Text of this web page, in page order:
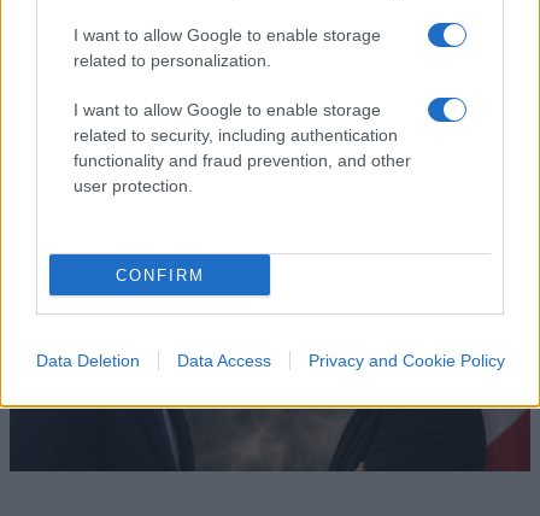
I want to allow Google to enable storage
related to personalization.
I want to allow Google to enable storage
related to security, including authentication
functionality and fraud prevention, and other
user protection.
CONFIRM
Data Deletion Data Access Privacy and Cookie Policy
Dopo lo scontro su Schengen, il governo italiano
conferma i controlli alle frontiere e respinge le
pressioni di Madrid
Alessandro Bonelli
9 Agosto 2026, 12:51